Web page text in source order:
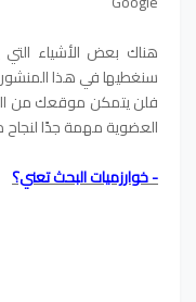
هناك بعض الأشياء التي
فلن يتمكن موقعك من
العضوية مهمة جدًا
- خوارزميات البحث تعني؟